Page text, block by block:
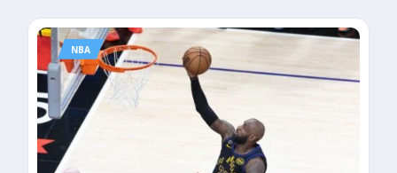
NBA